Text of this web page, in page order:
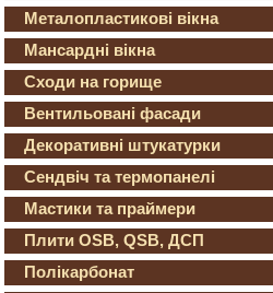
Металопластикові вікна
Мансардні вікна
Сходи на горище
Вентильовані фасади
Декоративні штукатурки
Сендвіч та термопанелі
Мастики та праймери
Плити OSB, QSB, ДСП
Полікарбонат